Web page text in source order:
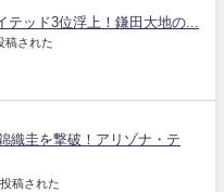
テッド3位浮上！鎌田大地の...
稿された
織圭を撃破！アリゾナ・テ
稿された